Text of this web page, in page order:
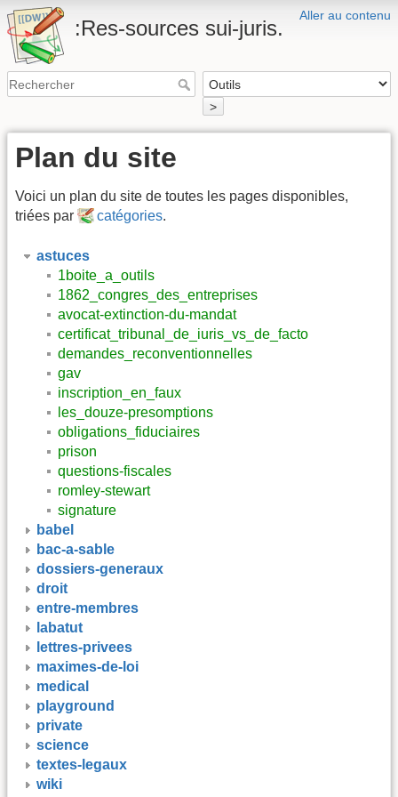
Aller au contenu
:Res-sources sui-juris.
>
Plan du site
Voici un plan du site de toutes les pages disponibles,
triées par
catégories.
astuces
1boite_a_outils
1862_congres_des_entreprises
avocat-extinction-du-mandat
certificat_tribunal_de_iuris_vs_de_facto
demandes_reconventionnelles
gav
inscription_en_faux
les_douze-presomptions
obligations_fiduciaires
prison
questions-fiscales
romley-stewart
signature
babel
bac-a-sable
dossiers-generaux
droit
entre-membres
labatut
lettres-privees
maximes-de-loi
medical
playground
private
science
textes-legaux
wiki